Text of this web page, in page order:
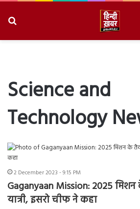
Science and
Technology
2 December 2023 - 9:15 PM
Gaganyaan Mission: 2025
यात्री, इसरो चीफ ने कहा